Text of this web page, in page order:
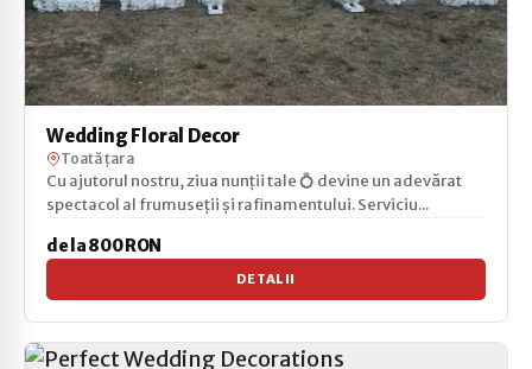
Wedding Floral Decor
Toată țara
Cu ajutorul nostru, ziua nunții tale 💍 devine un adevărat
spectacol al frumuseții și rafinamentului. Serviciu...
de la 800 RON
DETALII